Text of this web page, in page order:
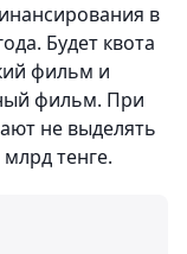
в
Будет квота
фильм и
фильм. При
не выделять
тенге.